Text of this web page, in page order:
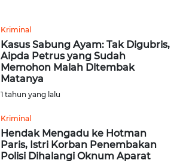
Kriminal
Kasus Sabung Ayam: Tak Digubris,
Aipda Petrus yang Sudah
Memohon Malah Ditembak
Matanya
1 tahun yang lalu
Kriminal
Hendak Mengadu ke Hotman
Paris, Istri Korban Penembakan
Polisi Dihalangi Oknum Aparat